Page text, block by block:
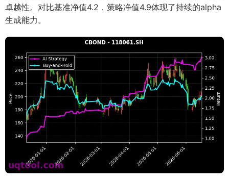
卓越性。对比基准净值4.2，策略净值4.9体现了持续的alpha
生成能力。